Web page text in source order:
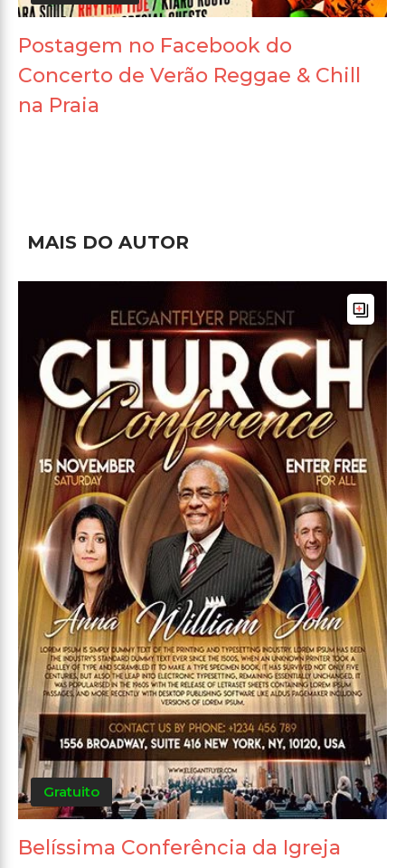
Postagem no Facebook do
Concerto de Verão Reggae & Chill
na Praia
MAIS DO AUTOR
Gratuito
Belíssima Conferência da Igreja